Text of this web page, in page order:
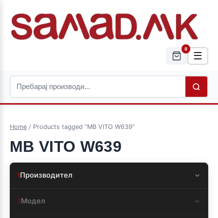
0
☰
Home / Products tagged “MB VITO W639”
MB VITO W639
1Производител
2Модел